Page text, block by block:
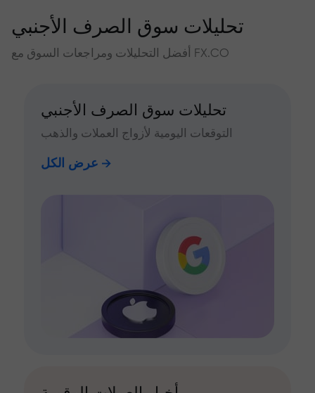
تحليلات سوق الصرف الأجنبي
أفضل التحليلات ومراجعات السوق مع FX.CO
تحليلات سوق الصرف الأجنبي
التوقعات اليومية لأزواج العملات والذهب
عرض الكل